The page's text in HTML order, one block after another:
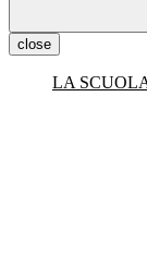
close
LA